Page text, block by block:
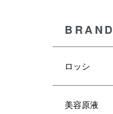
BRAND
ロッシ
美容原液